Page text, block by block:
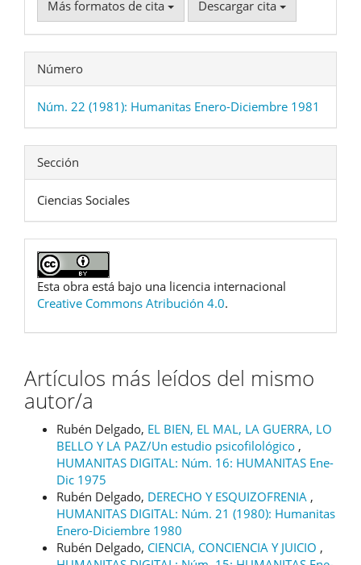
Más formatos de cita Descargar cita
Número
Núm. 22 (1981): Humanitas Enero-Diciembre 1981
Sección
Ciencias Sociales
Esta obra está bajo una licencia internacional
Creative Commons Atribución 4.0.
Artículos más leídos del mismo
autor/a
Rubén Delgado, EL BIEN, EL MAL, LA GUERRA, LO
BELLO Y LA PAZ/Un estudio psicofilológico ,
HUMANITAS DIGITAL: Núm. 16: HUMANITAS Ene-
Dic 1975
Rubén Delgado, DERECHO Y ESQUIZOFRENIA ,
HUMANITAS DIGITAL: Núm. 21 (1980): Humanitas
Enero-Diciembre 1980
Rubén Delgado, CIENCIA, CONCIENCIA Y JUICIO ,